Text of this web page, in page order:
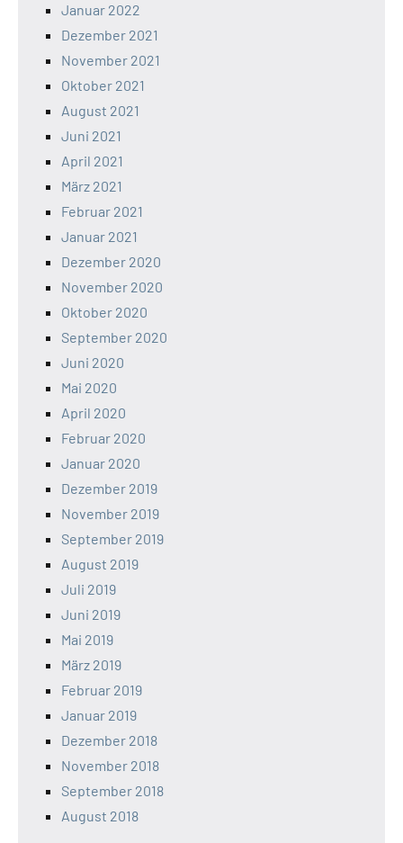
Januar 2022
Dezember 2021
November 2021
Oktober 2021
August 2021
Juni 2021
April 2021
März 2021
Februar 2021
Januar 2021
Dezember 2020
November 2020
Oktober 2020
September 2020
Juni 2020
Mai 2020
April 2020
Februar 2020
Januar 2020
Dezember 2019
November 2019
September 2019
August 2019
Juli 2019
Juni 2019
Mai 2019
März 2019
Februar 2019
Januar 2019
Dezember 2018
November 2018
September 2018
August 2018